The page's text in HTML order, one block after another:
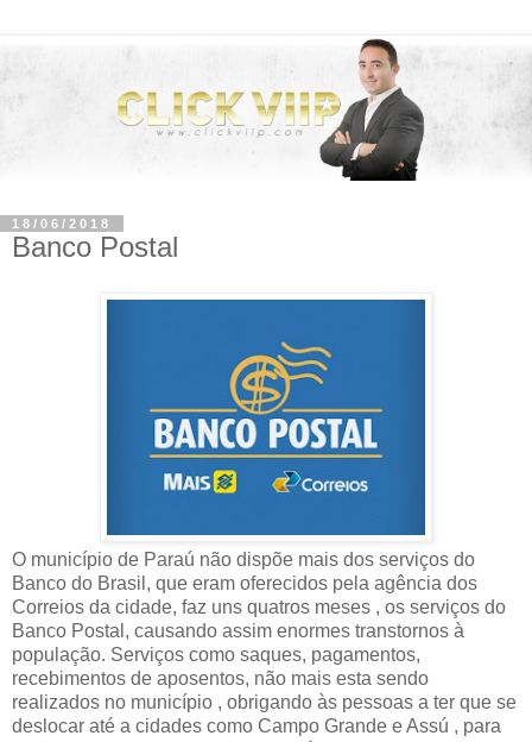
18/06/2018
Banco Postal
O município de Paraú não dispõe mais dos serviços do
Banco do Brasil, que eram oferecidos pela agência dos
Correios da cidade, faz uns quatros meses , os serviços do
Banco Postal, causando assim enormes transtornos à
população. Serviços como saques, pagamentos,
recebimentos de aposentos, não mais esta sendo
realizados no município , obrigando às pessoas a ter que se
deslocar até a cidades como Campo Grande e Assú , para